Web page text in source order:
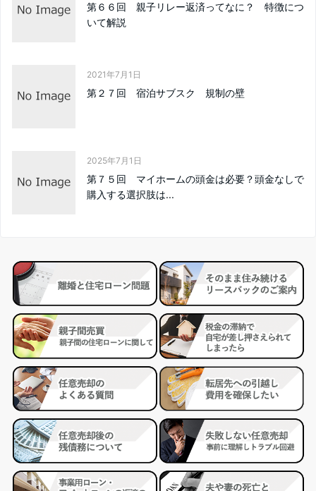
第６６回 親子リレー返済ってなに？ 特徴につ
いて解説
2021年7月1日
第２７回 宿泊サブスク 規制の壁
2025年7月1日
第７５回 マイホームの頭金は必要？頭金なしで
購入する選択肢は...